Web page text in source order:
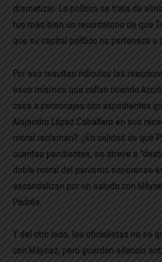
dramatizar. La política se trata de
fue más bien un recordatorio de que
que su capital político no pertenece a
Por eso resultan ridículas las
esos mismos que callan cuando
casa a personajes con expedientes
Alejandro López Caballero en sus
moral reclaman? ¿En calidad de qué
cuentas pendientes, se atreve a
doble moral del panismo sonorense
escandalizan por un saludo con
Padrés.
Y del otro lado, los oficialistas no se
con Máynez, pero guardan silencio